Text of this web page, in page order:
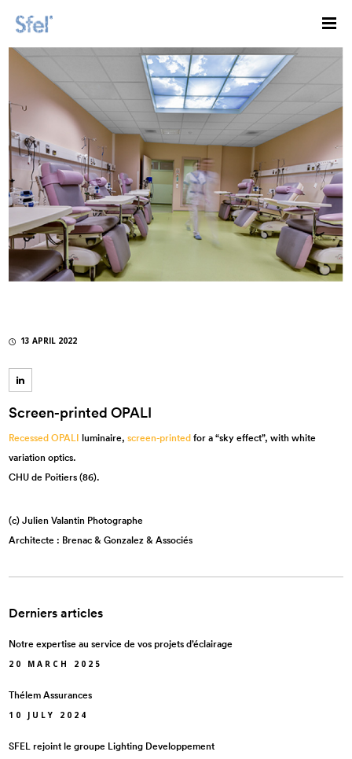
13 APRIL 2022
Screen-printed OPALI
RecessedOPALI luminaire,screen-printedfor a “sky effect”, with white
variation optics.
CHU de Poitiers (86).
(c) Julien Valantin Photographe
Architecte : Brenac & Gonzalez & Associés
Derniers articles
Notre expertise au service de vos projets d’éclairage
20 MARCH 2025
Thélem Assurances
10 JULY 2024
SFEL rejoint le groupe Lighting Developpement